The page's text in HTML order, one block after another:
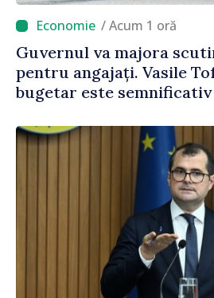
/ Acum 1 oră
Guvernul va majora
pentru angajați. Vasile
bugetar este
oamenilor”